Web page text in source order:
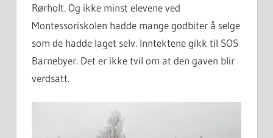
Rørholt. Og ikke minst elevene ved
Montessoriskolen hadde mange godbiter å selge
som de hadde laget selv. Inntektene gikk til SOS
Barnebyer. Det er ikke tvil om at den gaven blir
verdsatt.